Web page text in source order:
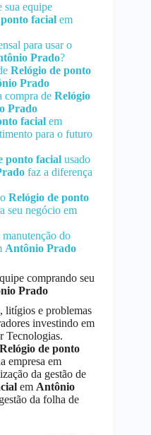
sua equipe
facial em
para usar o
Prado?
Relógio de ponto
Prado
compra de Relógio
Prado
facial em
para o futuro
ponto facial usado
faz a diferença
Relógio de ponto
seu negócio em
manutenção do
Antônio Prado
comprando seu
Prado
litígios e problemas
investindo em
Tecnologias.
Relógio de ponto
empresa em
da gestão de
em Antônio
da folha de